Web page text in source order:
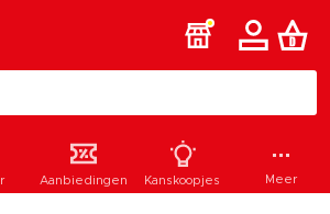
Aanbiedingen Kanskoopjes Meer